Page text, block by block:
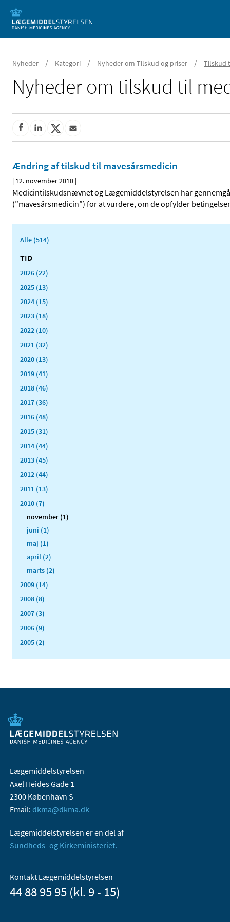
Mobil visning
Nyheder / Kategori / Nyheder om Tilskud og priser / Tilskud
Nyheder om tilskud til
Ændring af tilskud til mavesårsmedicin
| 12. november 2010 |
Medicintilskudsnævnet og Lægemiddelstyrelsen har
(”mavesårsmedicin”) for at vurdere, om de opfylder
Alle (514)
TID
2026 (22)
2025 (13)
2024 (15)
2023 (18)
2022 (10)
2021 (32)
2020 (13)
2019 (41)
2018 (46)
2017 (36)
2016 (48)
2015 (31)
2014 (44)
2013 (45)
2012 (44)
2011 (13)
2010 (7)
november (1)
juni (1)
maj (1)
april (2)
marts (2)
2009 (14)
2008 (8)
2007 (3)
2006 (9)
2005 (2)
Lægemiddelstyrelsen
Axel Heides Gade 1
2300 København S
Email: dkma@dkma.dk
Lægemiddelstyrelsen er en del af
Sundheds- og Kirkeministeriet.
Kontakt Lægemiddelstyrelsen
44 88 95 95 (kl. 9 - 15)